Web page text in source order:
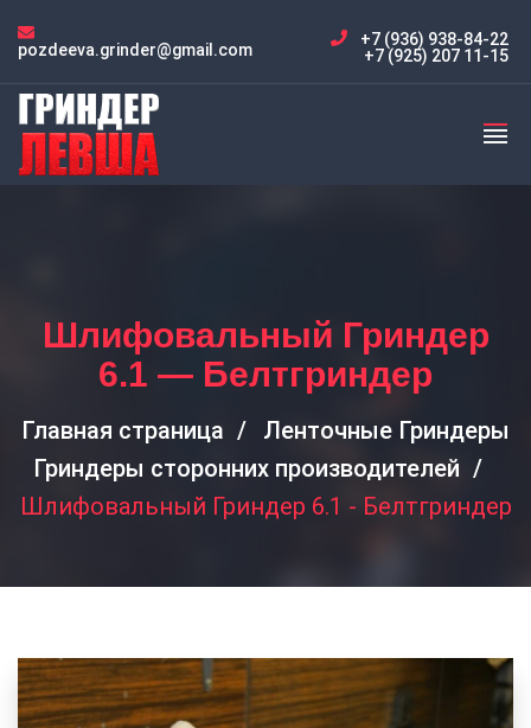
pozdeeva.grinder@gmail.com
+7 (936) 938-84-22
+7 (925) 207 11-15
Шлифовальный Гриндер
6.1 — Белтгриндер
Главная страница
Ленточные Гриндеры
Гриндеры сторонних производителей
Шлифовальный Гриндер 6.1 - Белтгриндер